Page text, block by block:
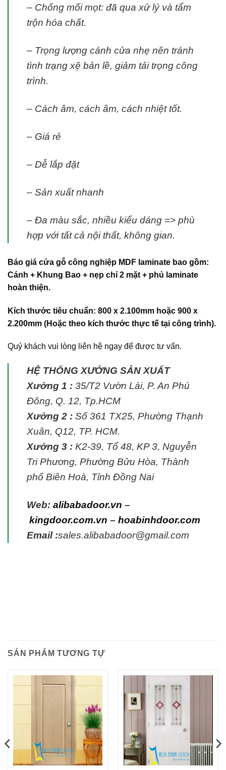
– Chống mối mọt: đã qua xử lý và tẩm
trộn hóa chất.
– Trọng lượng cánh cửa nhẹ nên tránh
tình trạng xệ bản lề, giảm tải trọng công
trình.
– Cách âm, cách âm, cách nhiệt tốt.
– Giá rẻ
– Dễ lắp đặt
– Sản xuất nhanh
– Đa màu sắc, nhiều kiểu dáng => phù
hợp với tất cả nội thất, không gian.
Báo giá cửa gỗ công nghiệp MDF laminate bao gồm:
Cánh + Khung Bao + nẹp chỉ 2 mặt + phủ laminate
hoàn thiện.
Kích thước tiêu chuẩn: 800 x 2.100mm hoặc 900 x
2.200mm (Hoặc theo kích thước thực tế tại công trình).
Quý khách vui lòng liên hệ ngay để được tư vấn.
HỆ THỐNG XƯỞNG SẢN XUẤT
Xưởng 1 : 35/T2 Vườn Lài, P. An Phú
Đông, Q. 12, Tp.HCM
Xưởng 2 : Số 361 TX25, Phường Thạnh
Xuân, Q12, TP. HCM.
Xưởng 3 : K2-39, Tổ 48, KP 3, Nguyễn
Tri Phương, Phường Bửu Hòa, Thành
phố Biên Hoà, Tỉnh Đồng Nai
Web: alibabadoor.vn –
kingdoor.com.vn – hoabinhdoor.com
Email :sales.alibabadoor@gmail.com
SẢN PHẨM TƯƠNG TỰ